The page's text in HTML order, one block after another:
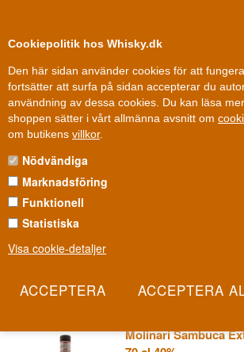
Cookiepolitik hos Whisky.dk
Den här sidan använder cookies för att
fortsätter att surfa på sidan accepterar du
användning av dessa cookies. Du kan läsa
shoppen sätter i vårt allmänna avsnitt om
om butikens villkor.
Nödvändiga
Marknadsföring
Funktionell
Statistiska
Visa cookie-detaljer
Fri leverans Fri frakt vid 899 dkk
Andra saker »Likør
MOLINARI SAMBUCA
Molinari är namnet romarna själva nämner
kommer in på sambuca. Familjeföretaget har
Italiens mest sålda sambucamärken på
Les mer
Molinari Sambuca